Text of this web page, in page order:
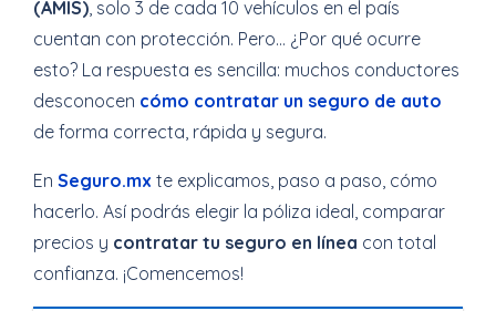
(AMIS) , solo 3 de cada 10 vehículos en el país
cuentan con protección. Pero… ¿Por qué ocurre
esto? La respuesta es sencilla: muchos conductores
desconocen cómo contratar un seguro de auto
de forma correcta, rápida y segura.
En Seguro.mx te explicamos, paso a paso, cómo
hacerlo. Así podrás elegir la póliza ideal, comparar
precios y contratar tu seguro en línea con total
confianza. ¡Comencemos!